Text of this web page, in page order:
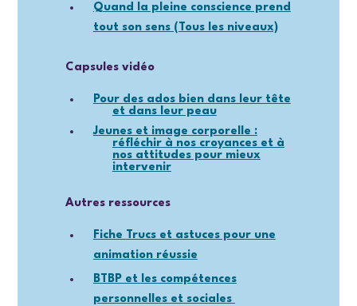
Quand la pleine conscience prend
tout son sens (Tous les niveaux)
Capsules vidéo
Pour des ados bien dans leur tête
et dans leur peau
Jeunes et image corporelle :
réfléchir à nos croyances et à
nos attitudes pour mieux
intervenir
Autres ressources
Fiche Trucs et astuces pour une
animation réussie
BTBP et les compétences
personnelles et sociales